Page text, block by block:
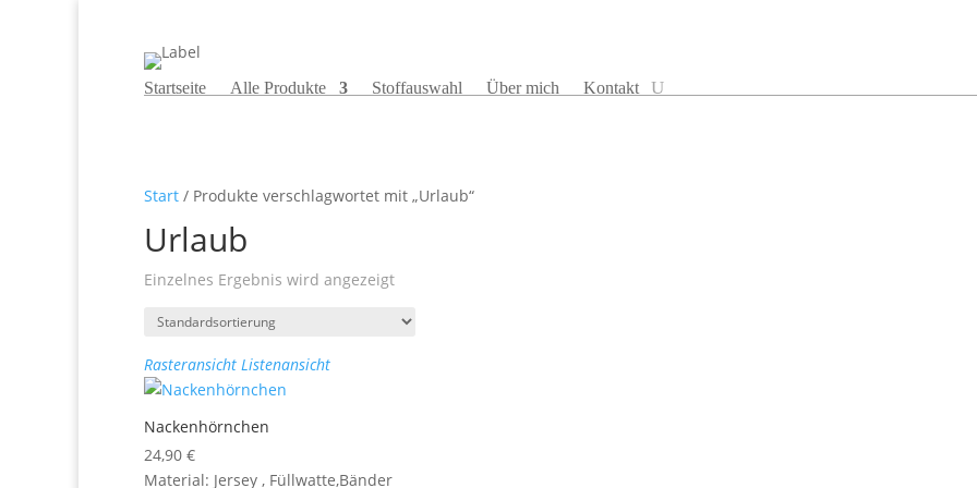
Startseite Alle Produkte Stoffauswahl Über mich Kontakt
Start / Produkte verschlagwortet mit „Urlaub“
Urlaub
Einzelnes Ergebnis wird angezeigt
Rasteransicht Listenansicht
Nackenhörnchen
24,90 €
Material: Jersey , Füllwatte,Bänder